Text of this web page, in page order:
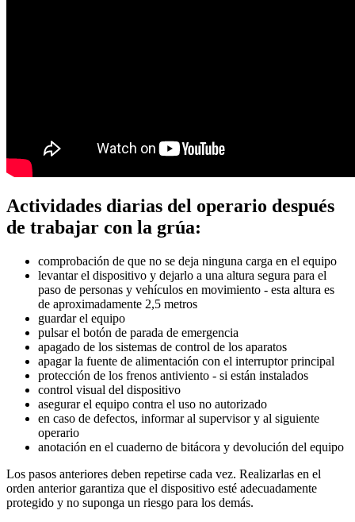
Actividades diarias del operario después
de trabajar con la grúa:
comprobación de que no se deja ninguna carga en el equipo
levantar el dispositivo y dejarlo a una altura segura para el
paso de personas y vehículos en movimiento - esta altura es
de aproximadamente 2,5 metros
guardar el equipo
pulsar el botón de parada de emergencia
apagado de los sistemas de control de los aparatos
apagar la fuente de alimentación con el interruptor principal
protección de los frenos antiviento - si están instalados
control visual del dispositivo
asegurar el equipo contra el uso no autorizado
en caso de defectos, informar al supervisor y al siguiente
operario
anotación en el cuaderno de bitácora y devolución del equipo
Los pasos anteriores deben repetirse cada vez. Realizarlas en el
orden anterior garantiza que el dispositivo esté adecuadamente
protegido y no suponga un riesgo para los demás.